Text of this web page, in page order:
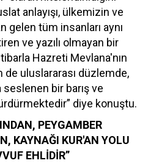
anlayışı, ülkemizin ve
gelen tüm insanları aynı
ve yazılı olmayan bir
Hazreti Mevlana'nın
uluslararası düzlemde,
seslenen bir barış ve
diye konuştu.
PEYGAMBER
KAYNAĞI KUR'AN YOLU
EHLİDİR”